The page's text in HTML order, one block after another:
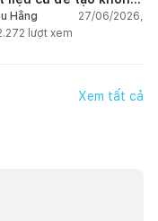
hoạt
Hằng
27/06/2026,
lượt xem
Xem tất cả